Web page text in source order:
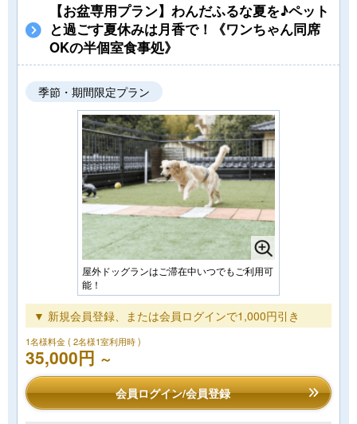
【お盆専用プラン】わんだふるな夏を♪ペット
と過ごす夏休みは月香で！《ワンちゃん同席
OKの半個室食事処》
季節・期間限定プラン
屋外ドッグランはご滞在中いつでもご利用可
能！
▼ 新規会員登録、または会員ログインで1,000円引き
1名様料金( 2名様1室利用時 )
35,000円 ～
会員ログイン/会員登録